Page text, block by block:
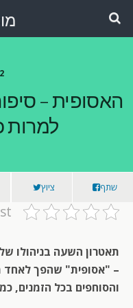
2 במרץ 2016
האסופית –
למרות
שתף ציוץ
תאטרון השעה בניהולו של
– "אסופית" שהפך לאחד
והסוחפים בכל הזמנים,